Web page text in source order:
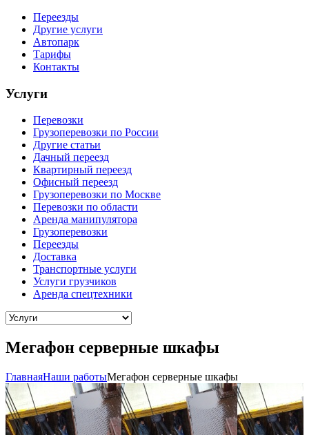
Переезды
Другие услуги
Автопарк
Тарифы
Контакты
Услуги
Перевозки
Грузоперевозки по России
Другие статьи
Дачный переезд
Квартирный переезд
Офисный переезд
Грузоперевозки по Москве
Перевозки по области
Аренда манипулятора
Грузоперевозки
Переезды
Доставка
Транспортные услуги
Услуги грузчиков
Аренда спецтехники
Мегафон серверные шкафы
ГлавнаяНаши работыМегафон серверные шкафы